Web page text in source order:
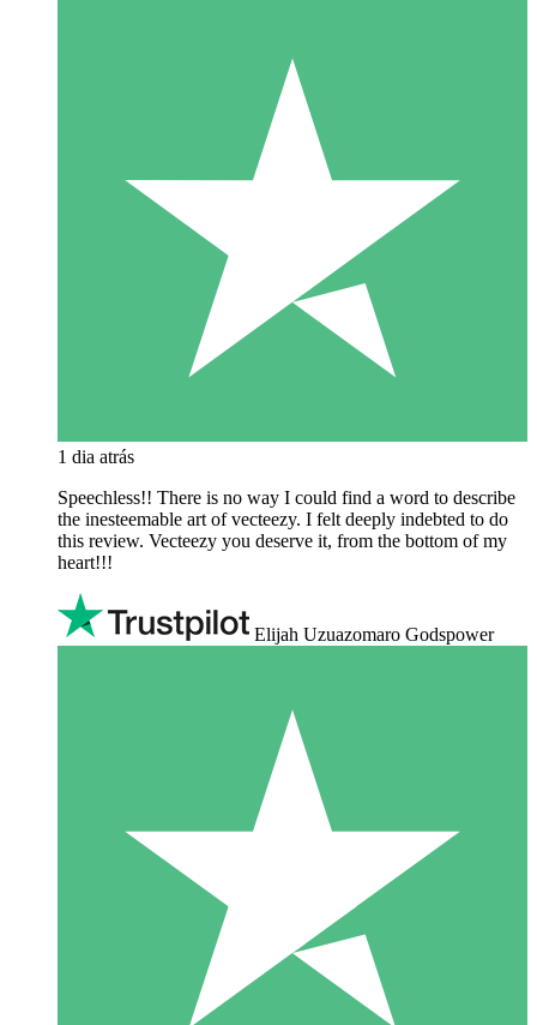
1 dia atrás
Speechless!! There is no way I could find a word to describe
the inesteemable art of vecteezy. I felt deeply indebted to do
this review. Vecteezy you deserve it, from the bottom of my
heart!!!
Elijah Uzuazomaro Godspower